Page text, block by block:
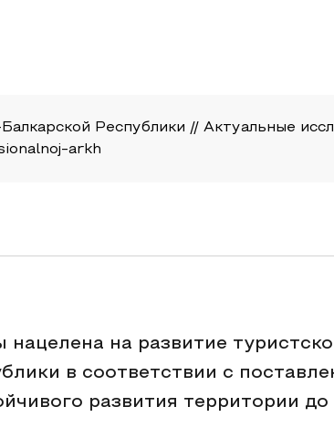
Республики // Актуальные
arkh
на развитие
в соответствии с
развития территории до